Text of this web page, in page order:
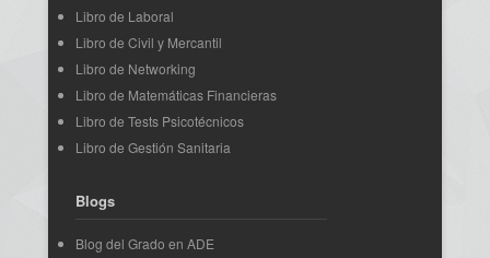
Libro de Laboral
Libro de Civil y Mercantil
Libro de Networking
Libro de Matemáticas Financieras
Libro de Tests Psicotécnicos
Libro de Gestión Sanitaria
Blogs
Blog del Grado en ADE